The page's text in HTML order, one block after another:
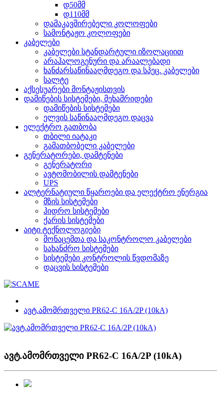
დ50მმ
დ110მმ
დამაკავშირებელი კოლოფები
სამონტაჟო კოლოფები
კაბელები
კაბელები სტანდარტული იზოლაციით
არაჰალოგენური და არაალებადი
ხანძარსაწინააღმდეგო და სპეც. კაბელები
სალტე
აქსესუარები მონტაჟისთვის
დამიწების სისტემები, მეხამრიდები
დამიწების სისტემები
ელვის საწინააღმდეგო დაცვა
ელექტრო გათბობა
თბილი იატაკი
გამათბობელი კაბელები
გენერატორები, დამტენები
გენერატორი
ავტომობილის დამტენები
UPS
ალტერნატიული წყაროები და ელექტრო ენერგია
მზის სისტემები
ჰიდრო სისტემები
ქარის სისტემები
აიტი ტექნოლოგიები
მონაცემთა და საკონტროლო კაბელები
სახანძრო სისტემები
სისტემები კონტროლის წვდომაზე
დაცვის სისტემები
ავტ.ამომრთველი PR62-C 16A/2P (10kA)
ავტ.ამომრთველი PR62-C 16A/2P (10kA)